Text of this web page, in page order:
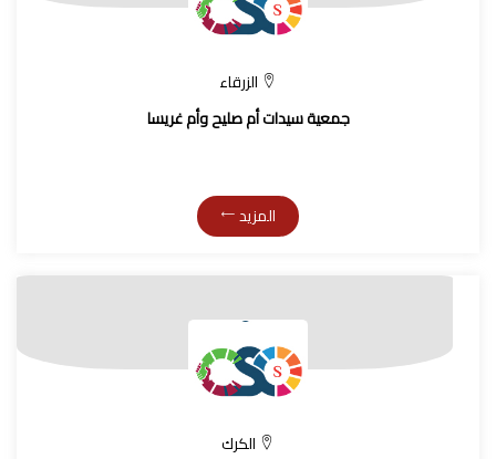
الزرقاء
جمعية سيدات أم صليح وأم غريسا
المزيد
الكرك